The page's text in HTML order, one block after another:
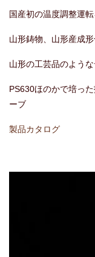
国産初の温度調整運転
山形鋳物、山形産成
山形の工芸品のよう
PS630ほのかで培っ
ーブ
製品カタログ